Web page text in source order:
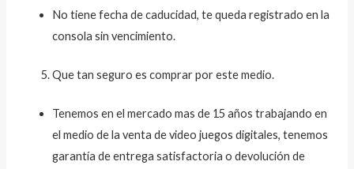
No tiene fecha de caducidad, te queda registrado en la
consola sin vencimiento.
Que tan seguro es comprar por este medio.
Tenemos en el mercado mas de 15 años trabajando en
el medio de la venta de video juegos digitales, tenemos
garantía de entrega satisfactoria o devolución de